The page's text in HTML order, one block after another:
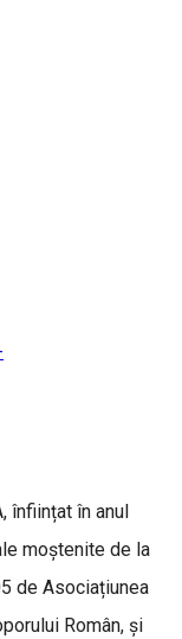
în anul
moştenite de la
de Asociațiunea
Român, şi